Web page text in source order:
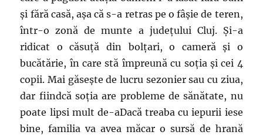
și fără casă, așa că s-a retras pe o fâșie de teren,
într-o zonă de munte a județului Cluj. Și-a
ridicat o căsuță din bolțari, o cameră și o
bucătărie, în care stă împreună cu soția și cei 4
copii. Mai găsește de lucru sezonier sau cu ziua,
dar fiindcă soția are probleme de sănătate, nu
poate lipsi mult de-aDacă treaba cu iepurii iese
bine, familia va avea măcar o sursă de hrană